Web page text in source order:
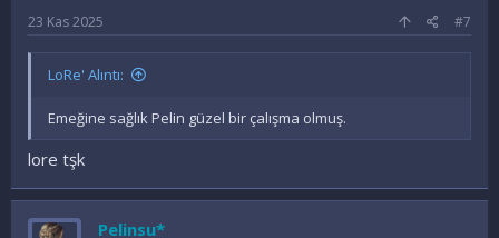
23 Kas 2025 #7
LoRe' Alıntı:
Emeğine sağlık Pelin güzel bir çalışma olmuş.
lore tşk
Pelinsu*